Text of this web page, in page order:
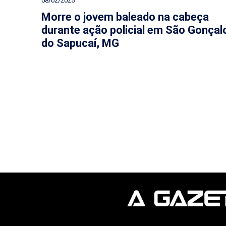
Morre o jovem baleado na cabeça
durante ação policial em São
do Sapucaí, MG